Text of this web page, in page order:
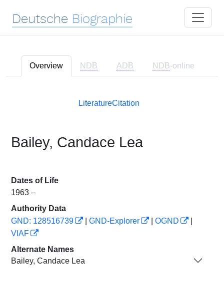
Deutsche Biographie
Overview NDB ADB NDB-online
LiteratureCitation
Bailey, Candace Lea
Dates of Life
1963 –
Authority Data
GND: 128516739
GND-Explorer OGND
VIAF
Alternate Names
Bailey, Candace Lea